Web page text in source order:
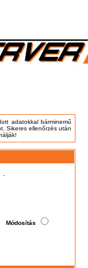
adatokkal bárminemű
Sikeres ellenőrzés után
Módosítás